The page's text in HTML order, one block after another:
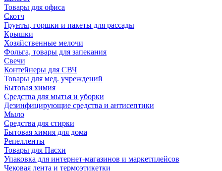
Товары для офиса
Скотч
Грунты, горшки и пакеты для рассады
Крышки
Хозяйственные мелочи
Фольга, товары для запекания
Свечи
Контейнеры для СВЧ
Товары для мед. учреждений
Бытовая химия
Средства для мытья и уборки
Дезинфицирующие средства и антисептики
Мыло
Средства для стирки
Бытовая химия для дома
Репелленты
Товары для Пасхи
Упаковка для интернет-магазинов и маркетплейсов
Чековая лента и термоэтикетки